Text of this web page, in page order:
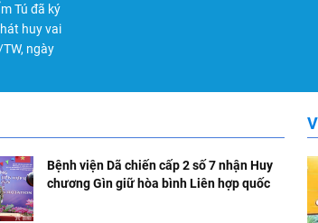
Tú đã ký
huy vai
ngày
Bệnh viện Dã chiến cấp 2 số 7 nhận Huy
chương Gìn giữ hòa bình Liên hợp quốc